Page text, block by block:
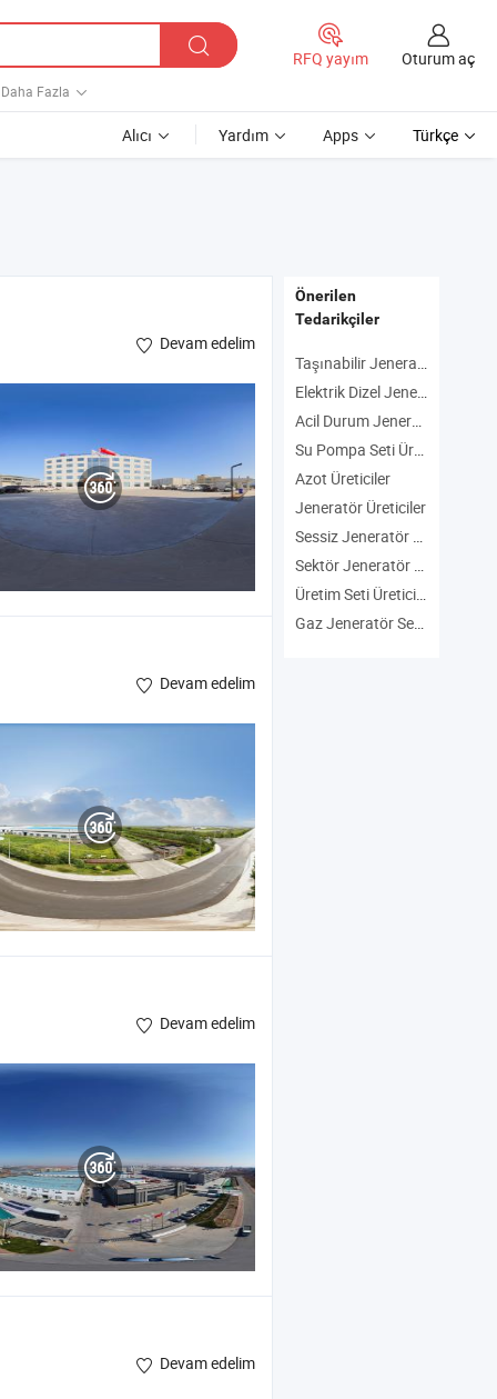
Daha Fazla
RFQ yayım Oturum aç
Alıcı Yardım Apps Türkçe
Devam edelim
Devam edelim
Devam edelim
Devam edelim
Önerilen
Tedarikçiler
Taşınabilir Jeneratör Üreticiler
Elektrik Dizel Jeneratörü Üreticiler
Acil Durum Jeneratörü Üreticiler
Su Pompa Seti Üreticiler
Azot Üreticiler
Jeneratör Üreticiler
Sessiz Jeneratör Seti Üreticiler
Sektör Jeneratör Setleri Üreticiler
Üretim Seti Üreticiler
Gaz Jeneratör Seti Üreticiler